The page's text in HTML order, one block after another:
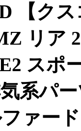
【ク
リア
スポ
気系パ
ァー